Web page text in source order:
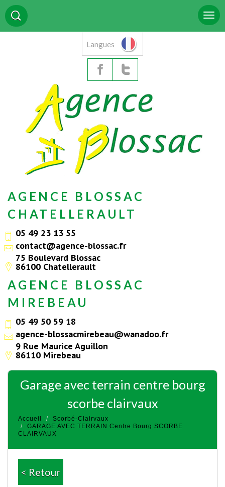
Langues
AGENCE BLOSSAC
CHATELLERAULT
05 49 23 13 55
contact@agence-blossac.fr
75 Boulevard Blossac
86100 Chatellerault
AGENCE BLOSSAC
MIREBEAU
05 49 50 59 18
agence-blossacmirebeau@wanadoo.fr
9 Rue Maurice Aguillon
86110 Mirebeau
garage avec terrain centre bourg
scorbe clairvaux
Accueil
Scorbé-Clairvaux
GARAGE AVEC TERRAIN Centre Bourg SCORBE
CLAIRVAUX
< Retour